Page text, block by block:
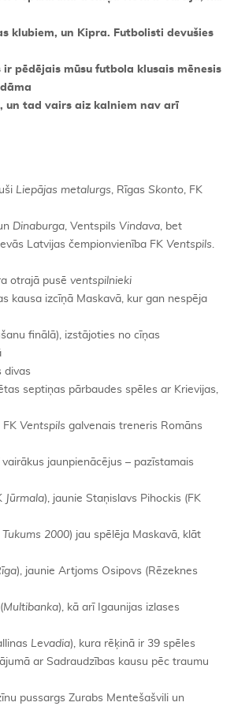
klubiem, un Kipra. Futbolisti devušies
ir pēdējais mūsu futbola klusais mēnesis
un tad vairs aiz kalniem nav arī
Liepājas metalurgs, Rīgas Skonto, FK
Dinaburga, Ventspils Vindava, bet
Latvijas čempionvienība FK Ventspils.
otrajā pusē ventspilnieki
kausa izcīņā Maskavā, kur gan nespēja
finālā), izstājoties no cīņas
divas
septiņas pārbaudes spēles ar Krievijas,
FK Ventspils galvenais treneris Romāns
jaunpienācējus – pazīstamais
Jūrmala), jaunie Staņislavs Pihockis (FK
Tukums 2000) jau spēlēja Maskavā, klāt
), jaunie Artjoms Osipovs (Rēzeknes
Multibanka), kā arī Igaunijas izlases
Levadia), kura rēķinā ir 39 spēles
ar Sadraudzības kausu pēc traumu
pussargs Zurabs Mentešašvili un